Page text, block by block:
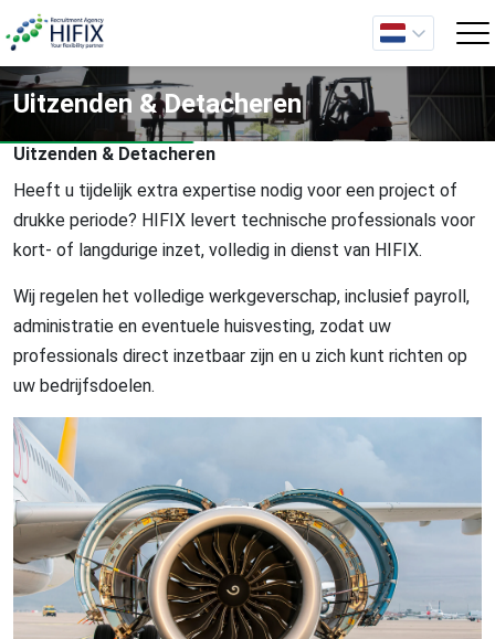
Uitzenden & Detacheren
Uitzenden & Detacheren
Heeft u tijdelijk extra expertise nodig voor een project of
drukke periode? HIFIX levert technische professionals voor
kort- of langdurige inzet, volledig in dienst van HIFIX.
Wij regelen het volledige werkgeverschap, inclusief payroll,
administratie en eventuele huisvesting, zodat uw
professionals direct inzetbaar zijn en u zich kunt richten op
uw bedrijfsdoelen.